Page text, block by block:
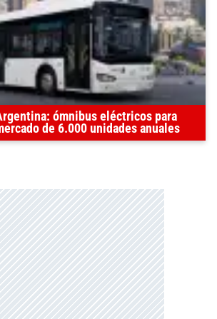
ómnibus eléctricos para
de 6.000 unidades anuales